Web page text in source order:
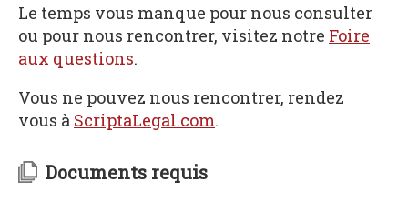
Le temps vous manque pour nous consulter
ou pour nous rencontrer, visitez notre Foire
aux questions.
Vous ne pouvez nous rencontrer, rendez
vous à ScriptaLegal.com.
Documents requis